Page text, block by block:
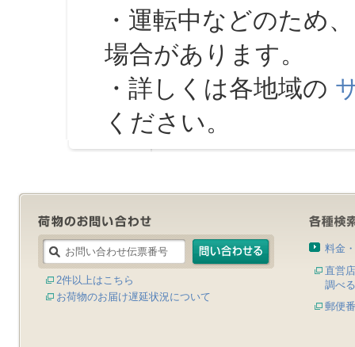
・運転中などのため
場合があります。
・詳しくは各地域の
ください。
2件以上はこちら
お荷物のお届け遅延状況について
料金
直営
調べる
郵便